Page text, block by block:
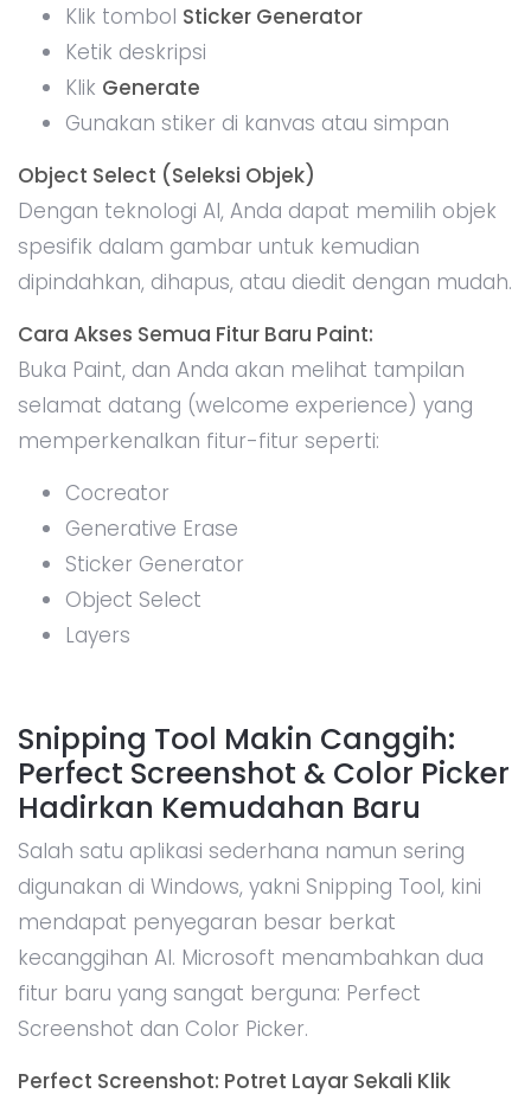
Klik tombol Sticker Generator
Ketik deskripsi
Klik Generate
Gunakan stiker di kanvas atau simpan
Object Select (Seleksi Objek)
Dengan teknologi AI, Anda dapat memilih objek
spesifik dalam gambar untuk kemudian
dipindahkan, dihapus, atau diedit dengan mudah.
Cara Akses Semua Fitur Baru Paint:
Buka Paint, dan Anda akan melihat tampilan
selamat datang (welcome experience) yang
memperkenalkan fitur-fitur seperti:
Cocreator
Generative Erase
Sticker Generator
Object Select
Layers
Snipping Tool Makin Canggih:
Perfect Screenshot & Color Picker
Hadirkan Kemudahan Baru
Salah satu aplikasi sederhana namun sering
digunakan di Windows, yakni Snipping Tool, kini
mendapat penyegaran besar berkat
kecanggihan AI. Microsoft menambahkan dua
fitur baru yang sangat berguna: Perfect
Screenshot dan Color Picker.
Perfect Screenshot: Potret Layar Sekali Klik